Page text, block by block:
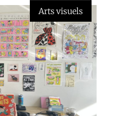
Arts visuels